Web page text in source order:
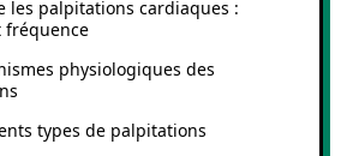
les palpitations cardiaques :
physiologiques des
types de palpitations